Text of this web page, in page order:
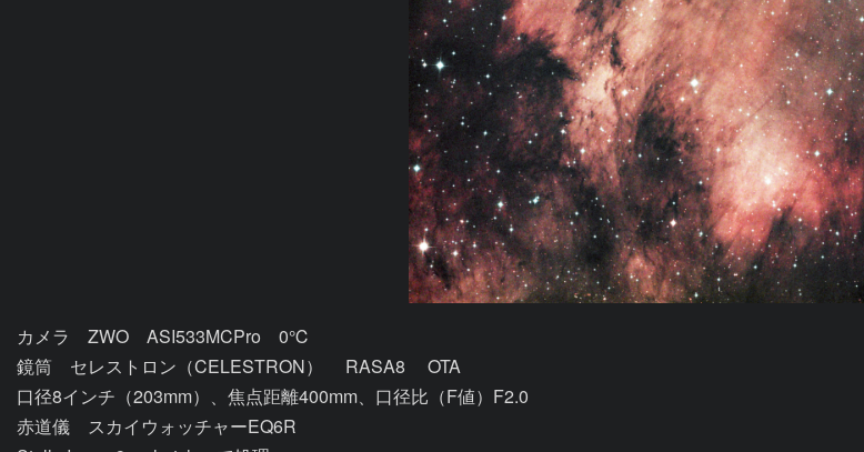
カメラ　ZWO　ASI533MCPro　0℃
鏡筒　セレストロン（CELESTRON）　 RASA8　 OTA
口径8インチ（203mm）、焦点距離400mm、口径比（F値）F2.0
赤道儀　スカイウォッチャーEQ6R